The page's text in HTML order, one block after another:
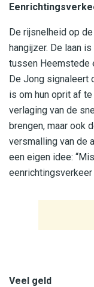
De rijsnelheid op
hangijzer. De laan
tussen Heemstede
De Jong signaleert
is om hun oprit af
verlaging van de
brengen, maar ook
versmalling van de
een eigen idee:
eenrichtingsverkeer
Veel geld